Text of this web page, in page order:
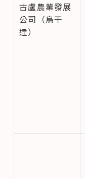
古盧農業發展
公司（烏干
達）